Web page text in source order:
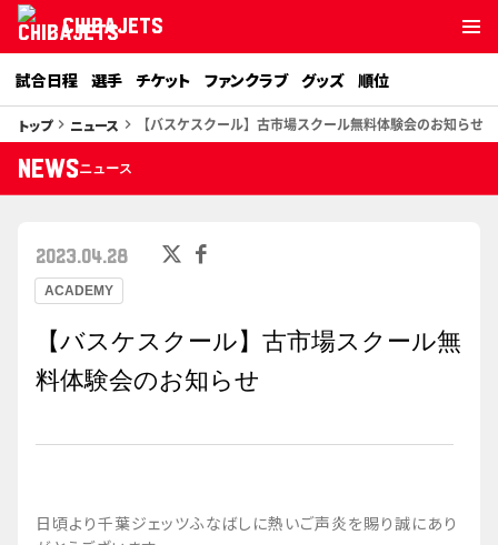
CHIBAJETS
試合日程 選手 チケット ファンクラブ グッズ 順位
トップkeyboard_arrow_right ニュース keyboard_arrow_right 【バスケスクール】古市場スクール無料体験会のお知らせ
NEWSニュース
ACADEMY
2023.04.28
【バスケスクール】古市場スクール無
料体験会のお知らせ
日頃より千葉ジェッツふなばしに熱いご声炎を賜り誠にあり